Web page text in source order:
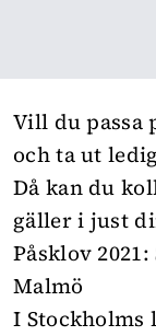
Vill du passa
och ta ut
Då kan du
gäller i just
Påsklov
Malmö
I Stockholms